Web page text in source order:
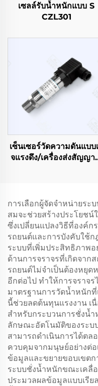
เซลล์รับน้ำหนักแบบ S
CZL301
เซ็นเซอร์วัดความดันแบบ
จแรงดึง/เครื่องส่งสัญญ
การเลือกผู้จัดจำหน่ายร
สมจะช่วยสร้างประโยช
ซึ่งเปลี่ยนแปลงวิธีที่องค์ก
รถยนต์และการบังคับใช้ก
ระบบที่เพิ่มประสิทธิภาพ
ด้านการจราจรที่เกิดจาก
รถยนต์ไม่จำเป็นต้องหยุ
อีกต่อไป ทำให้การจราจ
มาตรฐานการวัดน้ำหนัก
นี้ช่วยลดต้นทุนแรงงาน เ
สำหรับกระบวนการชั่งน้ำ
ลักษณะอัตโนมัติของระบ
สามารถดำเนินการได้ตล
ควบคุมจากมนุษย์อย่างต่อ
ข้อมูลและขยายขอบเขตก
ระบบชั่งน้ำหนักขณะเคลื่
ประมวลผลข้อมูลแบบเรี